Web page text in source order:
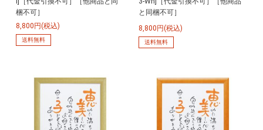
梱不可］
8,800円(税込)
送料無料
と同梱不可］
8,800円(税込)
送料無料